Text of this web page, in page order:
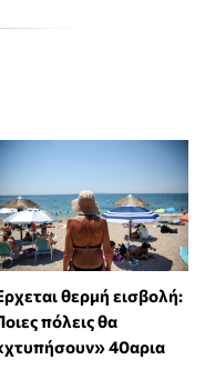
θερμή εισβολή:
πόλεις θα
40αρια